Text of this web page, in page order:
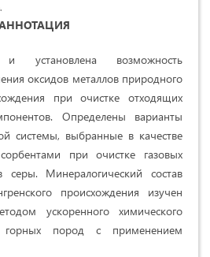
установлена возможность
оксидов металлов природного
при очистке отходящих
Определены варианты
системы, выбранные в качестве
при очистке газовых
серы. Минералогический состав
происхождения изучен
ускоренного химического
горных пород с применением